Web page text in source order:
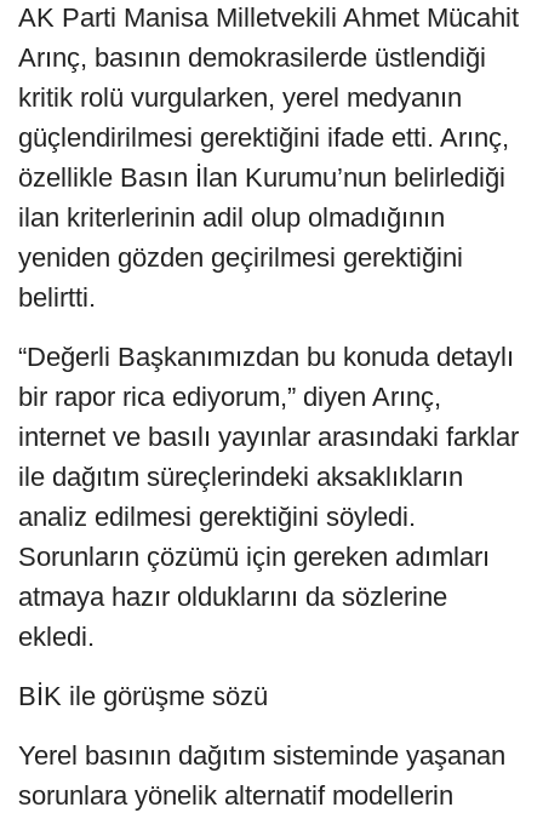
AK Parti Manisa Milletvekili Ahmet Mücahit
Arınç, basının demokrasilerde üstlendiği
kritik rolü vurgularken, yerel medyanın
güçlendirilmesi gerektiğini ifade etti. Arınç,
özellikle Basın İlan Kurumu’nun belirlediği
ilan kriterlerinin adil olup olmadığının
yeniden gözden geçirilmesi gerektiğini
belirtti.
“Değerli Başkanımızdan bu konuda detaylı
bir rapor rica ediyorum,” diyen Arınç,
internet ve basılı yayınlar arasındaki farklar
ile dağıtım süreçlerindeki aksaklıkların
analiz edilmesi gerektiğini söyledi.
Sorunların çözümü için gereken adımları
atmaya hazır olduklarını da sözlerine
ekledi.
BİK ile görüşme sözü
Yerel basının dağıtım sisteminde yaşanan
sorunlara yönelik alternatif modellerin